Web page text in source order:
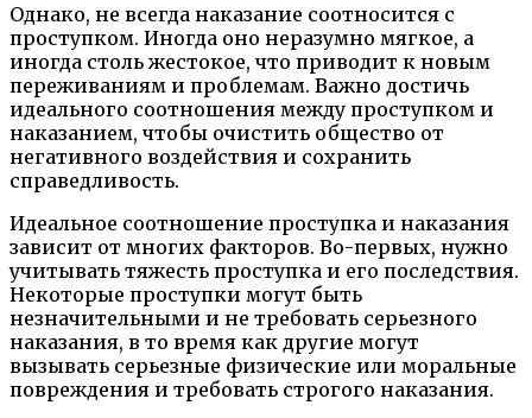
Однако, не всегда наказание соотносится с
проступком. Иногда оно неразумно мягкое, а
иногда столь жестокое, что приводит к новым
переживаниям и проблемам. Важно достичь
идеального соотношения между проступком и
наказанием, чтобы очистить общество от
негативного воздействия и сохранить
справедливость.
Идеальное соотношение проступка и наказания
зависит от многих факторов. Во-первых, нужно
учитывать тяжесть проступка и его последствия.
Некоторые проступки могут быть
незначительными и не требовать серьезного
наказания, в то время как другие могут
вызывать серьезные физические или моральные
повреждения и требовать строгого наказания.